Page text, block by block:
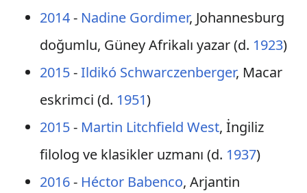
2014- Nadine Gordimer, Johannesburg
doğumlu, Güney Afrikalı yazar (d. 1923)
2015-Ildikó Schwarczenberger, Macar
eskrimci (d. 1951)
2015- Martin Litchfield West, İngiliz
filolog ve klasikler uzmanı (d. 1937)
2016- Héctor Babenco, Arjantin